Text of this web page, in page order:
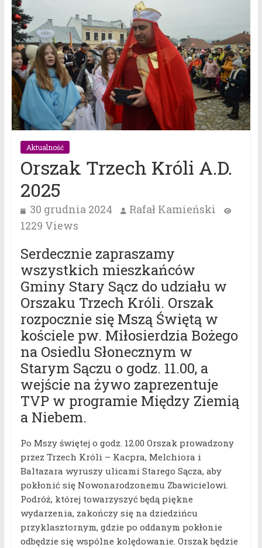
Aktualność
Orszak Trzech Króli A.D.
2025
30 grudnia 2024
Rafał Kamieński
1229 Views
Serdecznie zapraszamy
wszystkich mieszkańców
Gminy Stary Sącz do udziału w
Orszaku Trzech Króli. Orszak
rozpocznie się Mszą Świętą w
kościele pw. Miłosierdzia Bożego
na Osiedlu Słonecznym w
Starym Sączu o godz. 11.00, a
wejście na żywo zaprezentuje
TVP w programie Między Ziemią
a Niebem.
Po Mszy świętej o godz. 12.00 Orszak prowadzony
przez Trzech Króli – Kacpra, Melchiora i
Baltazara wyruszy ulicami Starego Sącza, aby
pokłonić się Nowonarodzonemu Zbawicielowi.
Podróż, której towarzyszyć będą piękne
wydarzenia, zakończy się na dziedzińcu
przyklasztornym, gdzie po oddanym pokłonie
odbędzie się wspólne kolędowanie. Orszak będzie